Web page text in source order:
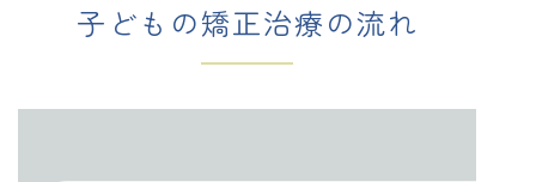
子どもの矯正治療の流れ